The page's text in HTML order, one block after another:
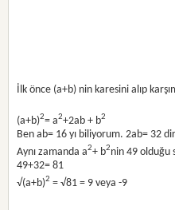
İlk önce (a+b) nin karesini alıp
(a+b)2= a2+2ab + b2
Ben ab= 16 yı biliyorum. 2ab= 32
Aynı zamanda a2+ b2nin 49 olduğu
49+32= 81
√(a+b)2 = √81 = 9 veya -9